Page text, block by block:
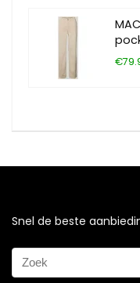
Snel de beste